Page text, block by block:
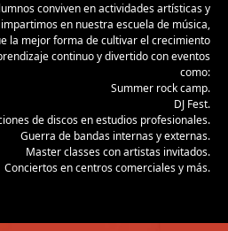
conviven en actividades artísticas y
en nuestra escuela de música,
la mejor forma de cultivar el crecimiento
continuo y divertido con eventos
como:
Summer rock camp.
DJ Fest.
de discos en estudios profesionales.
Guerra de bandas internas y externas.
Master classes con artistas invitados.
Conciertos en centros comerciales y más.